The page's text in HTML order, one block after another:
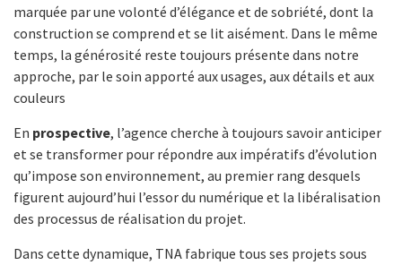
marquée par une volonté d’élégance et de sobriété, dont la
construction se comprend et se lit aisément. Dans le même
temps, la générosité reste toujours présente dans notre
approche, par le soin apporté aux usages, aux détails et aux
couleurs
En prospective, l’agence cherche à toujours savoir anticiper
et se transformer pour répondre aux impératifs d’évolution
qu’impose son environnement, au premier rang desquels
figurent aujourd’hui l’essor du numérique et la libéralisation
des processus de réalisation du projet.
Dans cette dynamique, TNA fabrique tous ses projets sous